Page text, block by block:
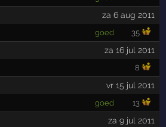
za 6 aug 2011
goed 35
za 16 jul 2011
8
vr 15 jul 2011
goed 13
za 9 jul 2011